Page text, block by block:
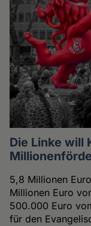
Die Linke will
5,8 Millionen
Millionen Euro
500.000 Euro
für den